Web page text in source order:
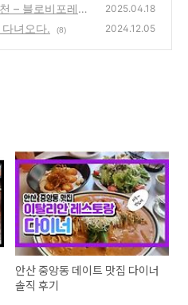
– 블로비포레스
바베큐, 반려동
2025.04.18
녀오다. (8) 2024.12.05
안산 중앙동 데이트 맛집 다이너
솔직 후기